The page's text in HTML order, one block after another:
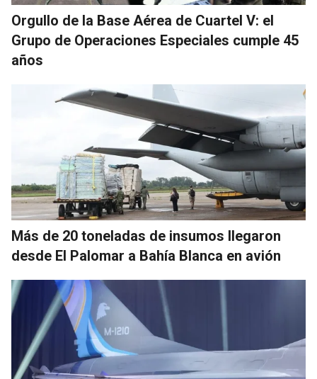
Orgullo de la Base Aérea de Cuartel V: el
Grupo de Operaciones Especiales cumple 45
años
Más de 20 toneladas de insumos llegaron
desde El Palomar a Bahía Blanca en avión